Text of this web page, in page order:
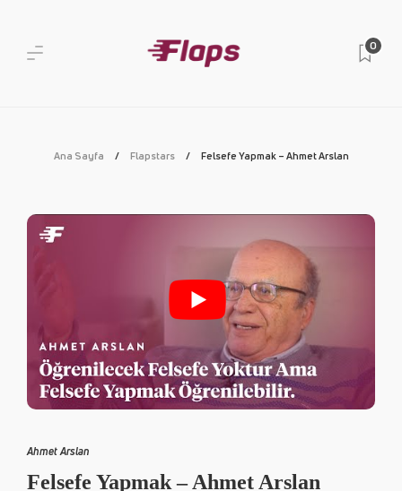
0
Ana Sayfa Flapstars Felsefe Yapmak – Ahmet Arslan
Ahmet Arslan
Felsefe Yapmak – Ahmet Arslan